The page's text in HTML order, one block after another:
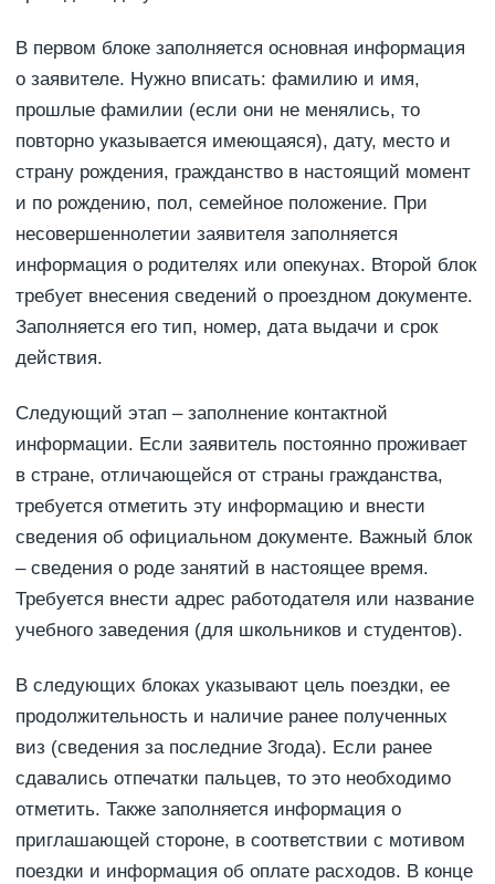
В первом блоке заполняется основная информация
о заявителе. Нужно вписать: фамилию и имя,
прошлые фамилии (если они не менялись, то
повторно указывается имеющаяся), дату, место и
страну рождения, гражданство в настоящий момент
и по рождению, пол, семейное положение. При
несовершеннолетии заявителя заполняется
информация о родителях или опекунах. Второй блок
требует внесения сведений о проездном документе.
Заполняется его тип, номер, дата выдачи и срок
действия.
Следующий этап – заполнение контактной
информации. Если заявитель постоянно проживает
в стране, отличающейся от страны гражданства,
требуется отметить эту информацию и внести
сведения об официальном документе. Важный блок
– сведения о роде занятий в настоящее время.
Требуется внести адрес работодателя или название
учебного заведения (для школьников и студентов).
В следующих блоках указывают цель поездки, ее
продолжительность и наличие ранее полученных
виз (сведения за последние 3года). Если ранее
сдавались отпечатки пальцев, то это необходимо
отметить. Также заполняется информация о
приглашающей стороне, в соответствии с мотивом
поездки и информация об оплате расходов. В конце